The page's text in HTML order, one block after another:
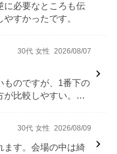
に必要なところも伝
すかったです。
価
30代 女性 2026/08/07
ものですが、1番下の
が比較しやすい。料
価
30代 女性 2026/08/09
ます。会場の中は綺